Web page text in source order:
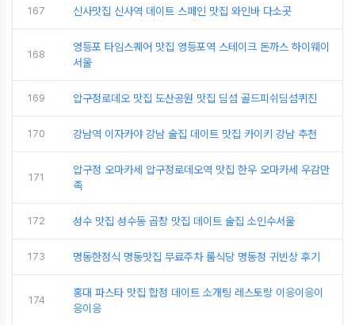
167 신사맛집 신사역 데이트 스페인 맛집 와인바 다소곳
168
영등포 타임스퀘어 맛집 영등포역 스테이크 돈까스 하이웨이
서울
169 압구정로데오 맛집 도산공원 맛집 딤섬 골드피쉬딤섬퀴진
170 강남역 이자카야 강남 술집 데이트 맛집 카이키 강남 추천
171
압구정 오마카세 압구정로데오역 맛집 한우 오마카세 우감만
족
172 성수 맛집 성수동 곱창 맛집 데이트 술집 소인수서울
173 명동한정식 명동맛집 무료주차 룸식당 명동정 귀빈상 후기
174
홍대 파스타 맛집 합정 데이트 소개팅 레스토랑 이응이응이
응이응